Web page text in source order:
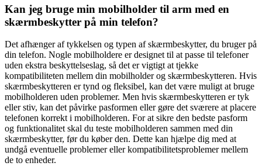
Kan jeg bruge min mobilholder til arm med en
skærmbeskytter på min telefon?
Det afhænger af tykkelsen og typen af skærmbeskytter, du bruger på
din telefon. Nogle mobilholdere er designet til at passe til telefoner
uden ekstra beskyttelseslag, så det er vigtigt at tjekke
kompatibiliteten mellem din mobilholder og skærmbeskytteren. Hvis
skærmbeskytteren er tynd og fleksibel, kan det være muligt at bruge
mobilholderen uden problemer. Men hvis skærmbeskytteren er tyk
eller stiv, kan det påvirke pasformen eller gøre det sværere at placere
telefonen korrekt i mobilholderen. For at sikre den bedste pasform
og funktionalitet skal du teste mobilholderen sammen med din
skærmbeskytter, før du køber den. Dette kan hjælpe dig med at
undgå eventuelle problemer eller kompatibilitetsproblemer mellem
de to enheder.